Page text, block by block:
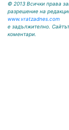
© 2013 Всички права
разрешение на
www.vratzadnes.com
е задължително.
коментари.